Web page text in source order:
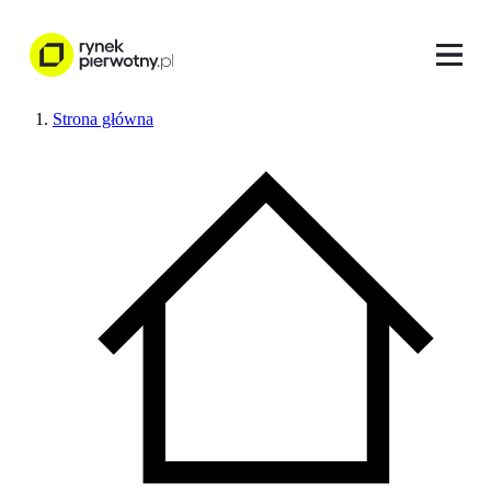
Strona główna